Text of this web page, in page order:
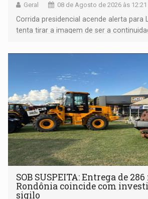
Geral 08 de Agosto de 2026 às 12:21
Corrida presidencial acende alerta para
tenta tirar a imagem de ser a
não ter entrado no modo eleição;
SOB SUSPEITA: Entrega de
Rondônia coincide com
sigilo